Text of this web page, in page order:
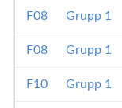
F08 Grupp 1
F08 Grupp 1
F10 Grupp 1